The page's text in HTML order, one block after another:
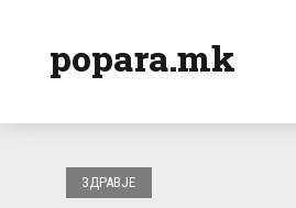
popara.mk
ЗДРАВЈЕ